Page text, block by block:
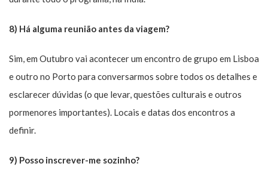
8) Há alguma reunião antes da viagem?
Sim, em Outubro vai acontecer um encontro de grupo em Lisboa
e outro no Porto para conversarmos sobre todos os detalhes e
esclarecer dúvidas (o que levar, questões culturais e outros
pormenores importantes). Locais e datas dos encontros a
definir.
9) Posso inscrever-me sozinho?